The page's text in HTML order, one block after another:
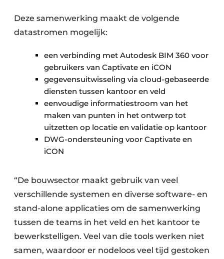
Deze samenwerking maakt de volgende
datastromen mogelijk:
een verbinding met Autodesk BIM 360 voor
gebruikers van Captivate en iCON
gegevensuitwisseling via cloud-gebaseerde
diensten tussen kantoor en veld
eenvoudige informatiestroom van het
maken van punten in het ontwerp tot
uitzetten op locatie en validatie op kantoor
DWG-ondersteuning voor Captivate en
iCON
“De bouwsector maakt gebruik van veel
verschillende systemen en diverse software- en
stand-alone applicaties om de samenwerking
tussen de teams in het veld en het kantoor te
bewerkstelligen. Veel van die tools werken niet
samen, waardoor er nodeloos veel tijd gestoken